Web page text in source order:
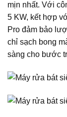
mịn nhất. Với
5 KW, kết hợp
Pro đảm bảo
chỉ sạch bong
sàng cho bước